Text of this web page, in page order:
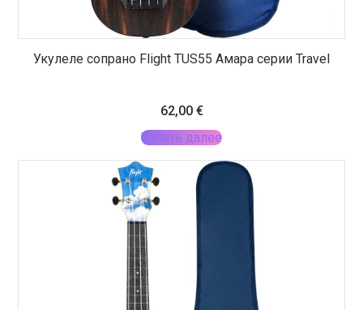
Укулеле сопрано Flight TUS55 Амара серии Travel
62,00 €
Читать далее